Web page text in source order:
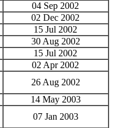
04 Sep 2002
02 Dec 2002
15 Jul 2002
30 Aug 2002
15 Jul 2002
02 Apr 2002
26 Aug 2002
14 May 2003
07 Jan 2003